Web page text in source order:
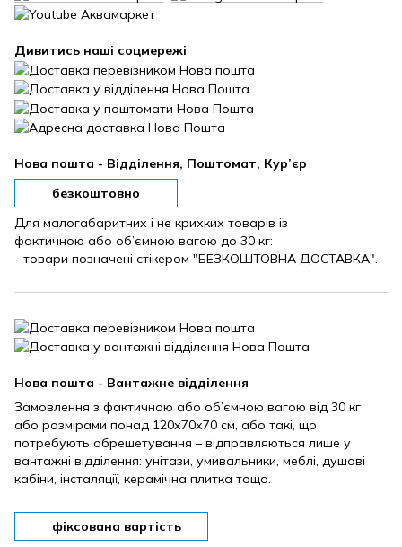
Дивитись наші соцмережі
Нова пошта - Відділення, Поштомат, Кур’єр
безкоштовно
Для малогабаритних і не крихких товарів із
фактичною або об’ємною вагою до 30 кг:
- товари позначені стікером "БЕЗКОШТОВНА ДОСТАВКА".
Нова пошта - Вантажне відділення
Замовлення з фактичною або об’ємною вагою від 30 кг
або розмірами понад 120х70х70 см, або такі, що
потребують обрешетування – відправляються лише у
вантажні відділення: унітази, умивальники, меблі, душові
кабіни, інсталяції, керамічна плитка тощо.
фіксована вартість